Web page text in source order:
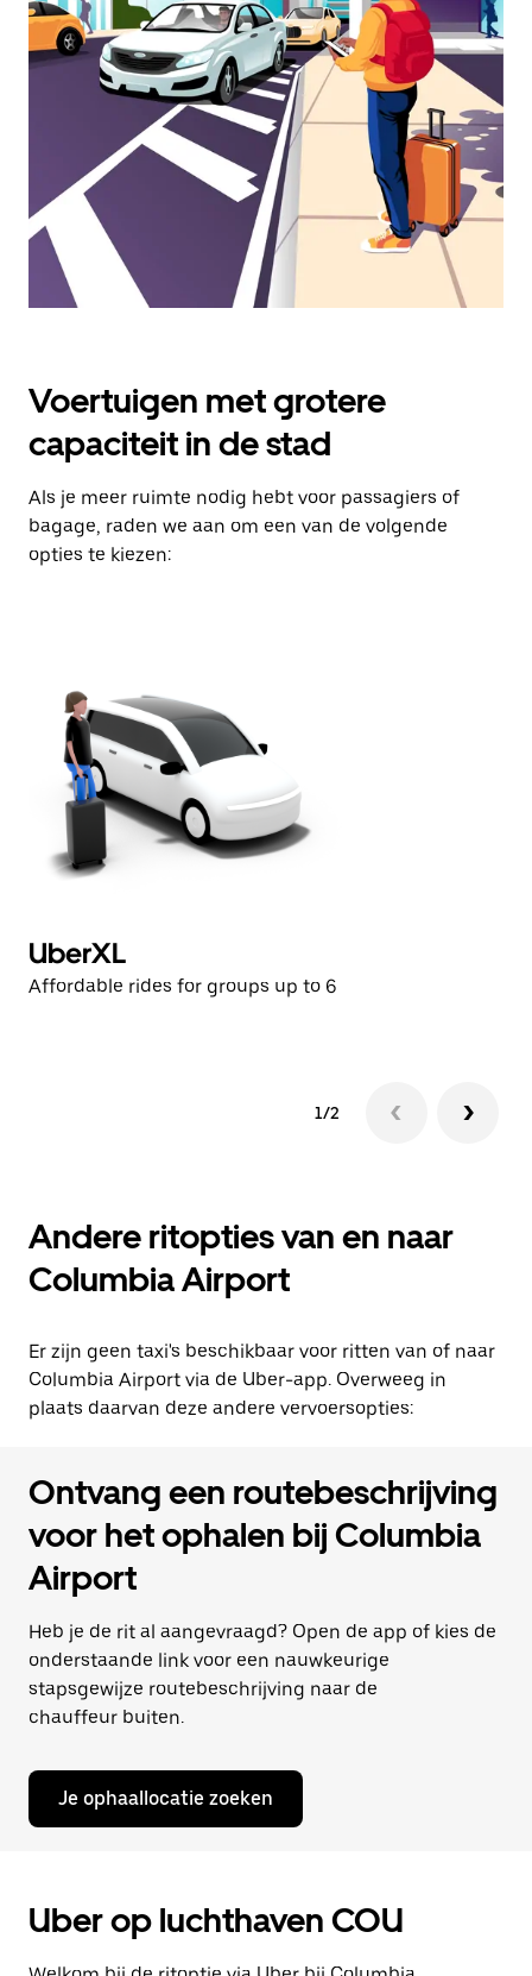
een
datum
te
selecteren.
agenda
te
sluiten.
Voertuigen met grotere
capaciteit in de stad
Als je meer ruimte nodig hebt voor passagiers of
bagage, raden we aan om een van de volgende
opties te kiezen:
UberXL
Affordable rides for groups up to 6
1/2
Andere ritopties van en naar
Columbia Airport
Er zijn geen taxi's beschikbaar voor ritten van of naar
Columbia Airport via de Uber-app. Overweeg in
plaats daarvan deze andere vervoersopties:
Ontvang een routebeschrijving
voor het ophalen bij Columbia
Airport
Heb je de rit al aangevraagd? Open de app of kies de
onderstaande link voor een nauwkeurige
stapsgewijze routebeschrijving naar de
chauffeur buiten.
Je ophaallocatie zoeken
Uber op luchthaven COU